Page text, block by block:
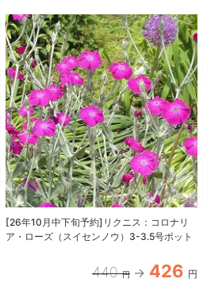
[26年10月中下旬予約]リクニス：コロナリ
ア・ローズ（スイセンノウ）3-3.5号ポット
440 円 426 円